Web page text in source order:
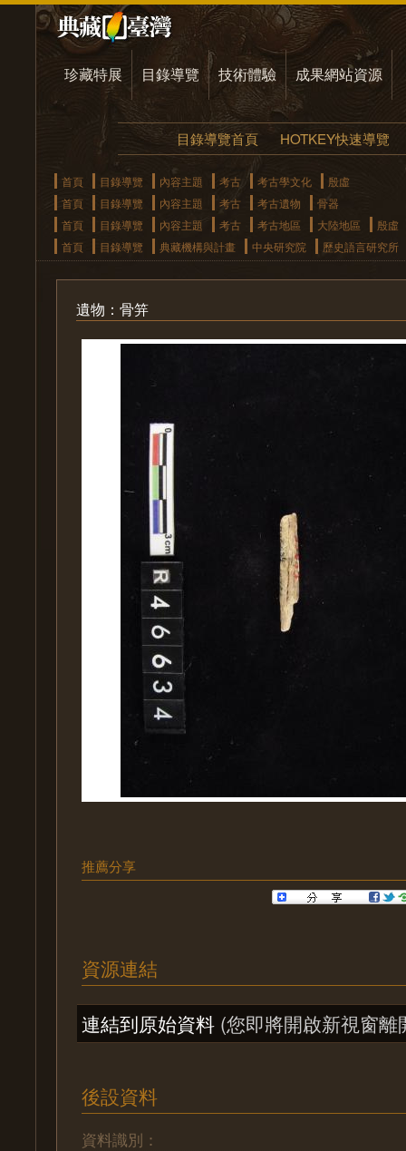
珍藏特展 目錄導覽 技術體驗 成果網站資源
目錄導覽首頁 HOTKEY快速導覽
首頁 目錄導覽 內容主題 考古 考古學文化
殷虛
首頁
目錄導覽 內容主題 考古 考古遺物
骨器
首頁
目錄導覽 內容主題 考古 考古地區 大陸地區
殷虛
首頁
目錄導覽 典藏機構與計畫 中央研究院 歷史語言研究所
遺物：骨笄
推薦分享
資源連結
連結到原始資料 (您即將開啟新視窗離
後設資料
資料識別：